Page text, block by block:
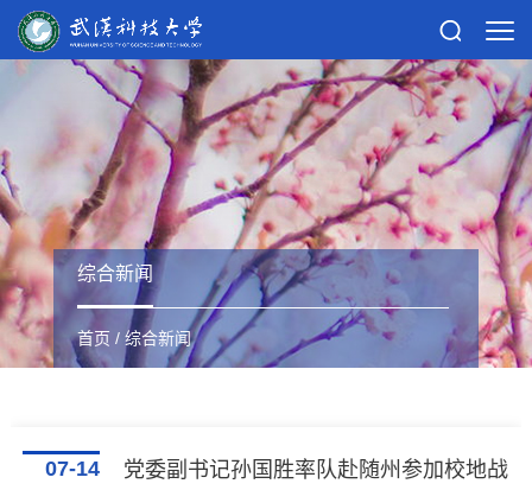
综合新闻
首页 / 综合新闻
07-14
党委副书记孙国胜率队赴随州参加校地战